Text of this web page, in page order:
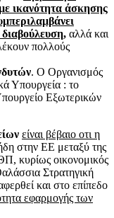
ικανότητα άσκησης
διαβούλευση, αλλά και
πολλούς
. Ο Οργανισμός
Υπουργεία : το
Εξωτερικών
είναι βέβαιο οτι η
στην ΕΕ μεταξύ της
κυρίως οικονομικός
Στρατηγική
και στο επίπεδο
εφαρμογής των